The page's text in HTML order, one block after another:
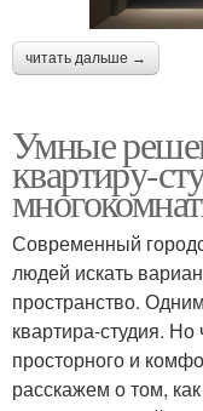
читать дальше →
Умные
квартиру-
Современный
людей искать
пространство.
квартира-студия. Но
просторного и
расскажем о том,